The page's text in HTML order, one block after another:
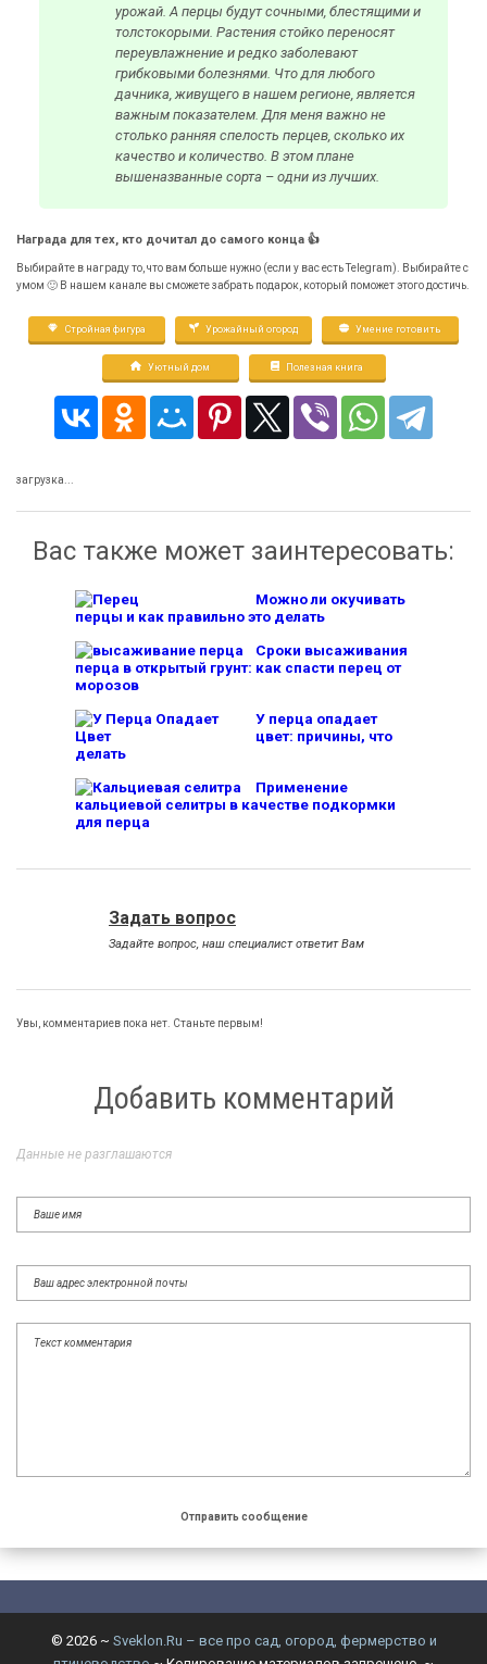
урожай. А перцы будут сочными, блестящими и
толстокорыми. Растения стойко переносят
переувлажнение и редко заболевают
грибковыми болезнями. Что для любого
дачника, живущего в нашем регионе, является
важным показателем. Для меня важно не
столько ранняя спелость перцев, сколько их
качество и количество. В этом плане
вышеназванные сорта – одни из лучших.
Награда для тех, кто дочитал до самого конца 👍
Выбирайте в награду то, что вам больше нужно (если у вас есть Telegram). Выбирайте с
умом 🙂 В нашем канале вы сможете забрать подарок, который поможет этого достичь.
Стройная фигура Урожайный огород Умение готовить
Уютный дом Полезная книга
загрузка...
Вас также может заинтересовать:
Можно ли окучивать
перцы и как правильно это делать
Сроки высаживания
перца в открытый грунт: как спасти перец от
морозов
У перца опадает
цвет: причины, что
делать
Применение
кальциевой селитры в качестве подкормки
для перца
Задать вопрос
Задайте вопрос, наш специалист ответит Вам
Увы, комментариев пока нет. Станьте первым!
Добавить комментарий
Данные не разглашаются
© 2026~ Sveklon.Ru – все про сад, огород, фермерство и